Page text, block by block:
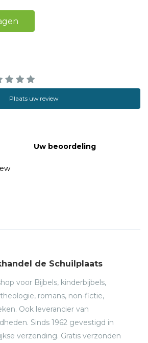
Plaats uw review
Uw beoordeling
de Schuilplaats
voor Bijbels, kinderbijbels,
romans, non-fictie,
Ook leverancier van
Sinds 1962 gevestigd in
verzending. Gratis verzonden